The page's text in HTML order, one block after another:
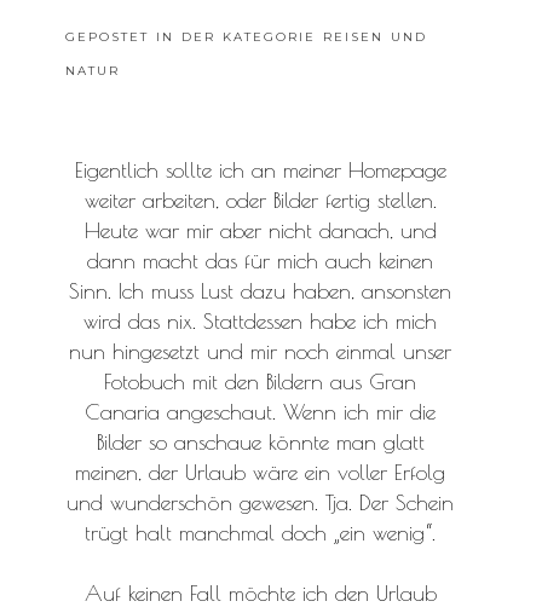
GEPOSTET IN DER KATEGORIE REISEN UND
NATUR
Eigentlich sollte ich an meiner Homepage
weiter arbeiten, oder Bilder fertig stellen.
Heute war mir aber nicht danach, und
dann macht das für mich auch keinen
Sinn. Ich muss Lust dazu haben, ansonsten
wird das nix. Stattdessen habe ich mich
nun hingesetzt und mir noch einmal unser
Fotobuch mit den Bildern aus Gran
Canaria angeschaut. Wenn ich mir die
Bilder so anschaue könnte man glatt
meinen, der Urlaub wäre ein voller Erfolg
und wunderschön gewesen. Tja. Der Schein
trügt halt manchmal doch „ein wenig“.
Auf keinen Fall möchte ich den Urlaub